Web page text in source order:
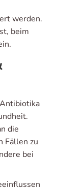
werden.
beim
die
Fällen zu
bei